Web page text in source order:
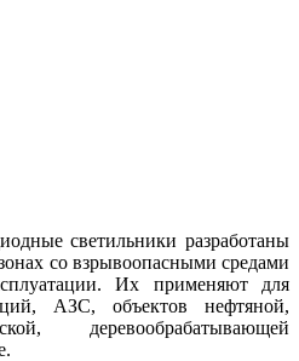
светильники разработаны
со взрывоопасными средами
Их применяют для
АЗС, объектов нефтяной,
деревообрабатывающей